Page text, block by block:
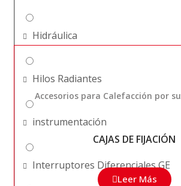
Hidráulica
Hilos Radiantes
instrumentación
Interruptores Diferenciales GE
Accesorios para Calefacción por
CAJAS DE FIJACIÓN
Leer Más